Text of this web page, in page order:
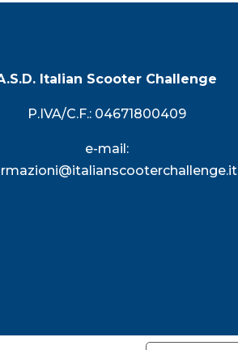
Italian Scooter Challenge
P.IVA/C.F.: 04671800409
e-mail: